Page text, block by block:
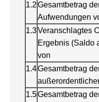
1.2Gesamtbetrag
Aufwendungen
1.3Veranschlagtes
Ergebnis (Saldo
von
1.4Gesamtbetrag
1.5Gesamtbetrag